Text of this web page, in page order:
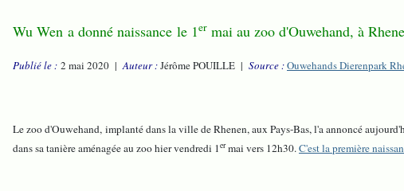
Wu Wen a donné naissance le 1er mai au zoo d'Ouwehand, à
Publié le : 2 mai 2020 |Auteur :Jérôme POUILLE | Source :Ouwehands Dierenpark
Le zoo d'Ouwehand, implanté dans la ville de Rhenen, aux Pays-Bas, l'a annoncé
dans sa tanière aménagée au zoo hier vendredi 1ermai vers 12h30.C'est la première